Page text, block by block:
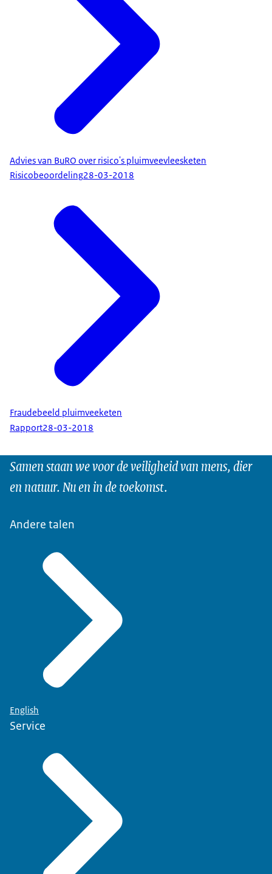
Advies van BuRO over risico's pluimveevleesketen
Risicobeoordeling28-03-2018
Fraudebeeld pluimveeketen
Rapport28-03-2018
Samen staan we voor de veiligheid van mens, dier
en natuur. Nu en in de toekomst.
Andere talen
English
Service